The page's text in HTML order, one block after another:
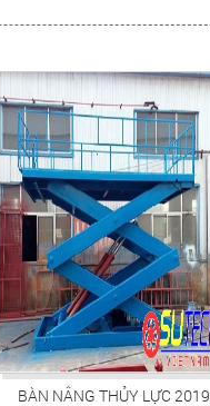
BÀN NÂNG THỦY LỰC 2019